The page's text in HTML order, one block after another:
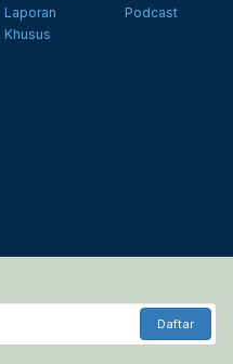
Laporan
Khusus
Podcast
Daftar